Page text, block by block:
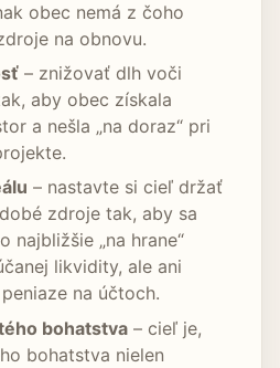
obec nemá z čoho
na obnovu.
– znižovať dlh voči
aby obec získala
a nešla „na doraz“ pri
– nastavte si cieľ držať
zdroje tak, aby sa
najbližšie „na hrane“
likvidity, ale ani
na účtoch.
bohatstva– cieľ je,
bohatstva nielen